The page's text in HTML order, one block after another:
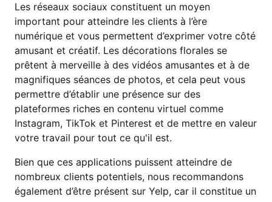
Les réseaux sociaux constituent un moyen
important pour atteindre les clients à l’ère
numérique et vous permettent d’exprimer votre côté
amusant et créatif. Les décorations florales se
prêtent à merveille à des vidéos amusantes et à de
magnifiques séances de photos, et cela peut vous
permettre d’établir une présence sur des
plateformes riches en contenu virtuel comme
Instagram, TikTok et Pinterest et de mettre en valeur
votre travail pour tout ce qu'il est.
Bien que ces applications puissent atteindre de
nombreux clients potentiels, nous recommandons
également d’être présent sur Yelp, car il constitue un